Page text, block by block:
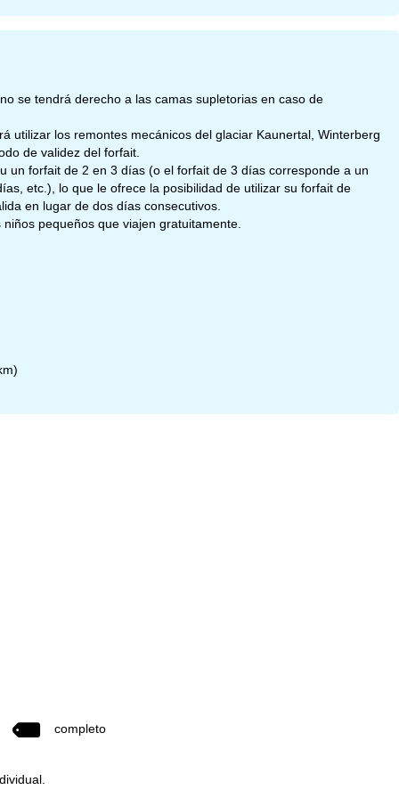
se tendrá derecho a las camas supletorias en caso de
utilizar los remontes mecánicos del glaciar Kaunertal, Winterberg
de validez del forfait.
un forfait de 2 en 3 días (o el forfait de 3 días corresponde a un
etc.), lo que le ofrece la posibilidad de utilizar su forfait de
en lugar de dos días consecutivos.
pequeños que viajen gratuitamente.
completo